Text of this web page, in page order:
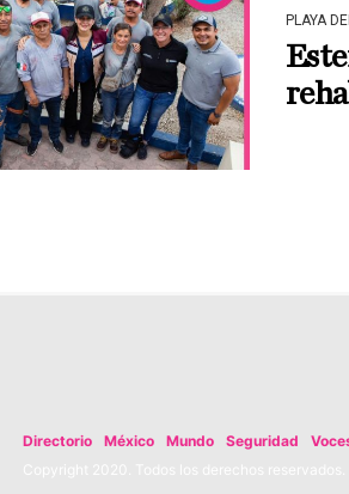
PLAYA
Directorio México Mundo Seguridad